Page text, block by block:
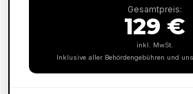
Gesamtpreis:
129 €
inkl. MwSt.
Inklusive aller Behördengebühren und